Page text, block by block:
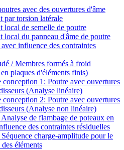
avec des ouvertures d'âme
par torsion latérale
local de semelle de poutre
local du panneau d'âme de poutre
influence des contraintes
/ Membres formés à froid
plaques d'éléments finis)
conception 1: Poutre avec ouvertures
(Analyse linéaire)
conception 2: Poutre avec ouvertures
(Analyse non linéaire)
de flambage de poteaux en
des contraintes résiduelles
charge-amplitude pour le
éléments